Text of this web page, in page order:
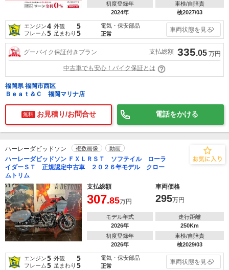
初度登録年
2024年
車検/自賠責
検2027/03
エンジン4 外観 5
フレーム5 足まわり 5
電気・保安部品
正常
車両状態を見る
グーバイク保証付きプラン 支払総額 335.05 万円
中古車でも安心！バイク保証とは
福岡県 福岡市西区
Ｂｅａｔ＆Ｃ 福岡マリナ店
無料 お見積り/お問合せ 電話をかける
ハーレーダビッドソン 複数画像 動画
ハーレーダビッドソン ＦＸＬＲＳＴ ソフテイル ローラ
イダーＳＴ 正規認定中古車 ２０２６年モデル クロー
ムトリム
支払総額
車両価格
307.85万円 295万円
モデル年式
2026年
走行距離
250Km
初度登録年
2026年
車検/自賠責
検2029/03
エンジン5 外観 5
フレーム5 足まわり 5
電気・保安部品
正常
車両状態を見る